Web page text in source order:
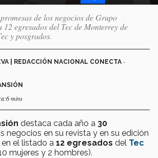
de los negocios de Grupo
12 egresados del Tec de Monterrey de
y posgrados.
| REDACCIÓN NACIONAL CONECTA -
mins
destaca cada año a 30
negocios en su revista y en su edición
el listado a 12 egresados del Tec
mujeres y 2 hombres).